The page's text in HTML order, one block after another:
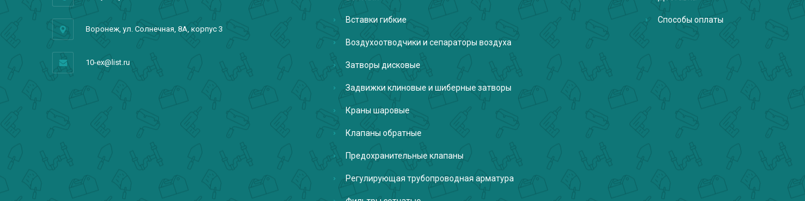
Воронеж, ул. Солнечная, 8А, корпус 3
10-ex@list.ru
Вставки гибкие
Воздухоотводчики и сепараторы воздуха
Затворы дисковые
Задвижки клиновые и шиберные затворы
Краны шаровые
Клапаны обратные
Предохранительные клапаны
Регулирующая трубопроводная арматура
Способы оплаты